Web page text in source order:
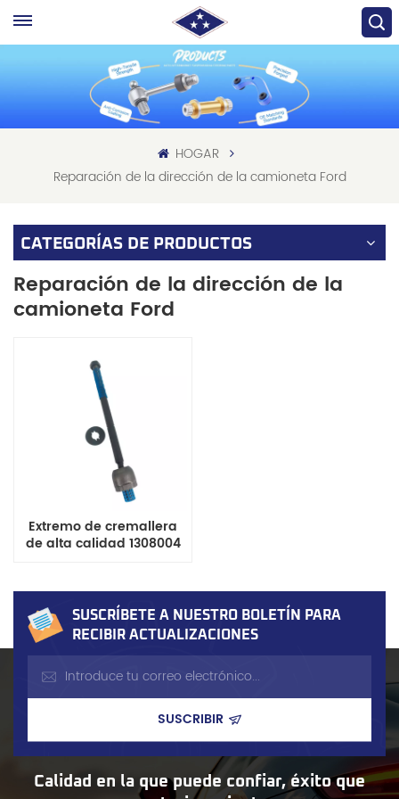
HOGAR
Reparación de la dirección de la camioneta Ford
CATEGORÍAS DE PRODUCTOS
Reparación de la dirección de la
camioneta Ford
Extremo de cremallera
de alta calidad 1308004
250, F-250 Super Duty y
F-350 Super Duty
SUSCRÍBETE A NUESTRO BOLETÍN PARA
RECIBIR ACTUALIZACIONES
Calidad en la que puede confiar, éxito que